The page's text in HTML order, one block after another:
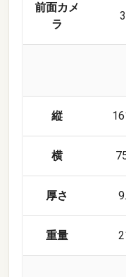
前面カメ
ラ
縦
横
厚さ
重量